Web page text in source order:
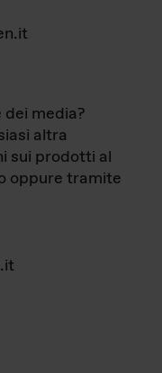
media?
altra
sui prodotti al
oppure tramite